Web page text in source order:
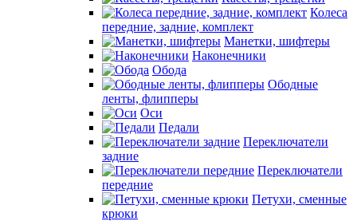
Колеса
передние, задние, комплект
Манетки, шифтеры
Наконечники
Обода
Ободные
ленты, флипперы
Оси
Педали
Переключатели
задние
Переключатели
передние
Петухи, сменные
крюки